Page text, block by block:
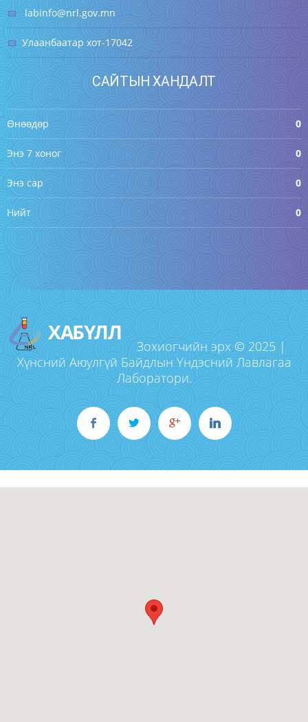
labinfo@nrl.gov.mn
Улаанбаатар хот-17042
САЙТЫН ХАНДАЛТ
Өнөөдөр 0
Энэ 7 хоног 0
Энэ сар 0
Нийт 0
ХАБҮЛЛ
Зохиогчийн эрх © 2025 |
Хүнсний Аюулгүй Байдлын Үндэсний Лавлагаа
Лаборатори.